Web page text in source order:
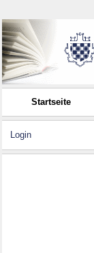
Startseite
Login